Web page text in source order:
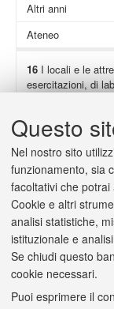
Questo
Nel nostro sito
funzionamento, sia
facoltativi che
Cookie e altri
analisi statistiche,
istituzionale e
Se chiudi questo
cookie necessari.
Puoi esprimere il
Altri anni
Ateneo
16I locali e le
esercitazioni, di
Totale
I anno
Altri anni
Ateneo
2/a(Solo se hai